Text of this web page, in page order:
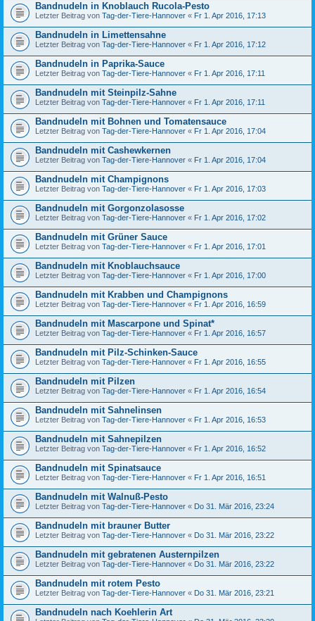
Bandnudeln in Knoblauch Rucola-Pesto
Letzter Beitrag von Tag-der-Tiere-Hannover « Fr 1. Apr 2016, 17:13
Bandnudeln in Limettensahne
Letzter Beitrag von Tag-der-Tiere-Hannover « Fr 1. Apr 2016, 17:12
Bandnudeln in Paprika-Sauce
Letzter Beitrag von Tag-der-Tiere-Hannover « Fr 1. Apr 2016, 17:11
Bandnudeln mit Steinpilz-Sahne
Letzter Beitrag von Tag-der-Tiere-Hannover « Fr 1. Apr 2016, 17:11
Bandnudeln mit Bohnen und Tomatensauce
Letzter Beitrag von Tag-der-Tiere-Hannover « Fr 1. Apr 2016, 17:04
Bandnudeln mit Cashewkernen
Letzter Beitrag von Tag-der-Tiere-Hannover « Fr 1. Apr 2016, 17:04
Bandnudeln mit Champignons
Letzter Beitrag von Tag-der-Tiere-Hannover « Fr 1. Apr 2016, 17:03
Bandnudeln mit Gorgonzolasosse
Letzter Beitrag von Tag-der-Tiere-Hannover « Fr 1. Apr 2016, 17:02
Bandnudeln mit Grüner Sauce
Letzter Beitrag von Tag-der-Tiere-Hannover « Fr 1. Apr 2016, 17:01
Bandnudeln mit Knoblauchsauce
Letzter Beitrag von Tag-der-Tiere-Hannover « Fr 1. Apr 2016, 17:00
Bandnudeln mit Krabben und Champignons
Letzter Beitrag von Tag-der-Tiere-Hannover « Fr 1. Apr 2016, 16:59
Bandnudeln mit Mascarpone und Spinat*
Letzter Beitrag von Tag-der-Tiere-Hannover « Fr 1. Apr 2016, 16:57
Bandnudeln mit Pilz-Schinken-Sauce
Letzter Beitrag von Tag-der-Tiere-Hannover « Fr 1. Apr 2016, 16:55
Bandnudeln mit Pilzen
Letzter Beitrag von Tag-der-Tiere-Hannover « Fr 1. Apr 2016, 16:54
Bandnudeln mit Sahnelinsen
Letzter Beitrag von Tag-der-Tiere-Hannover « Fr 1. Apr 2016, 16:53
Bandnudeln mit Sahnepilzen
Letzter Beitrag von Tag-der-Tiere-Hannover « Fr 1. Apr 2016, 16:52
Bandnudeln mit Spinatsauce
Letzter Beitrag von Tag-der-Tiere-Hannover « Fr 1. Apr 2016, 16:51
Bandnudeln mit Walnuß-Pesto
Letzter Beitrag von Tag-der-Tiere-Hannover « Do 31. Mär 2016, 23:24
Bandnudeln mit brauner Butter
Letzter Beitrag von Tag-der-Tiere-Hannover « Do 31. Mär 2016, 23:22
Bandnudeln mit gebratenen Austernpilzen
Letzter Beitrag von Tag-der-Tiere-Hannover « Do 31. Mär 2016, 23:22
Bandnudeln mit rotem Pesto
Letzter Beitrag von Tag-der-Tiere-Hannover « Do 31. Mär 2016, 23:21
Bandnudeln nach Koehlerin Art